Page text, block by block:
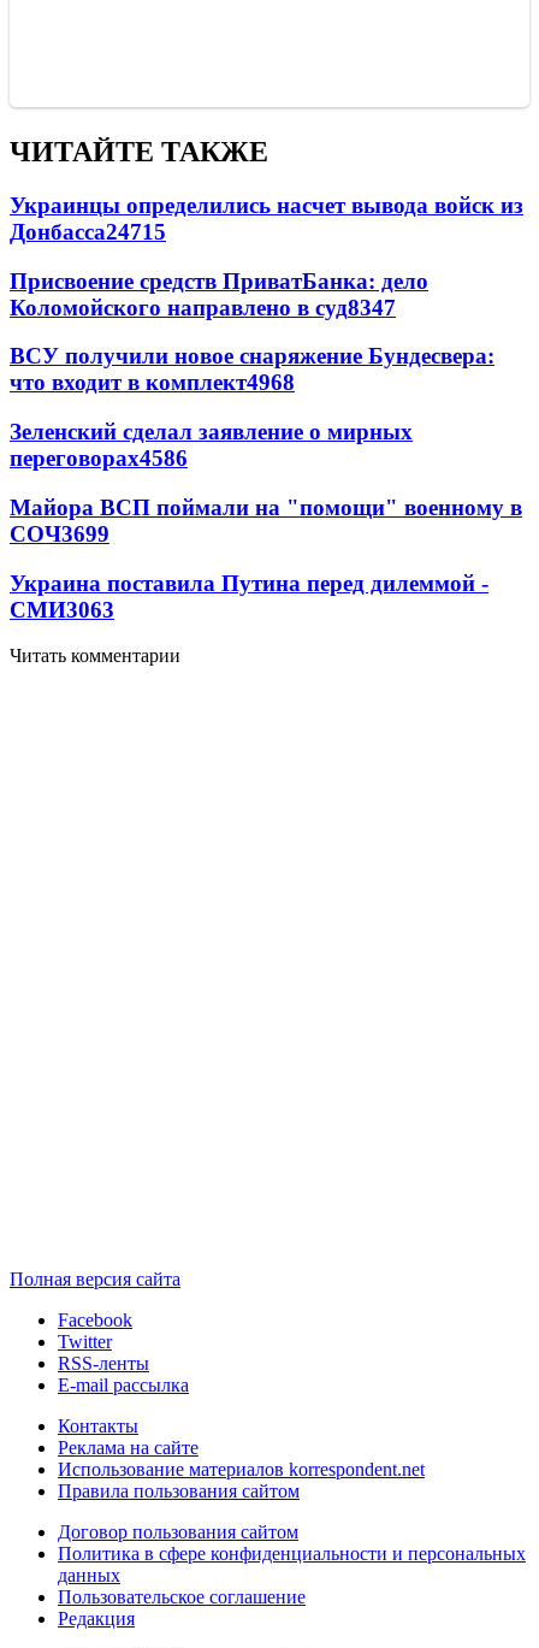
ЧИТАЙТЕ ТАКЖЕ
Украинцы определились насчет вывода войск из
Донбасса24715
Присвоение средств ПриватБанка: дело
Коломойского направлено в суд8347
ВСУ получили новое снаряжение Бундесвера:
что входит в комплект4968
Зеленский сделал заявление о мирных
переговорах4586
Майора ВСП поймали на "помощи" военному в
СОЧ3699
Украина поставила Путина перед дилеммой -
СМИ3063
Читать комментарии
Полная версия сайта
Facebook
Twitter
RSS-ленты
E-mail рассылка
Контакты
Реклама на сайте
Использование материалов korrespondent.net
Правила пользования сайтом
Договор пользования сайтом
Политика в сфере конфиденциальности и персональных
данных
Пользовательское соглашение
Редакция